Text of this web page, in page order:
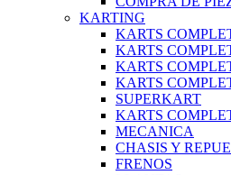
KARTING
KARTS
KARTS
KARTS
KARTS
SUPERKART
KARTS
MECANICA
CHASIS Y
FRENOS